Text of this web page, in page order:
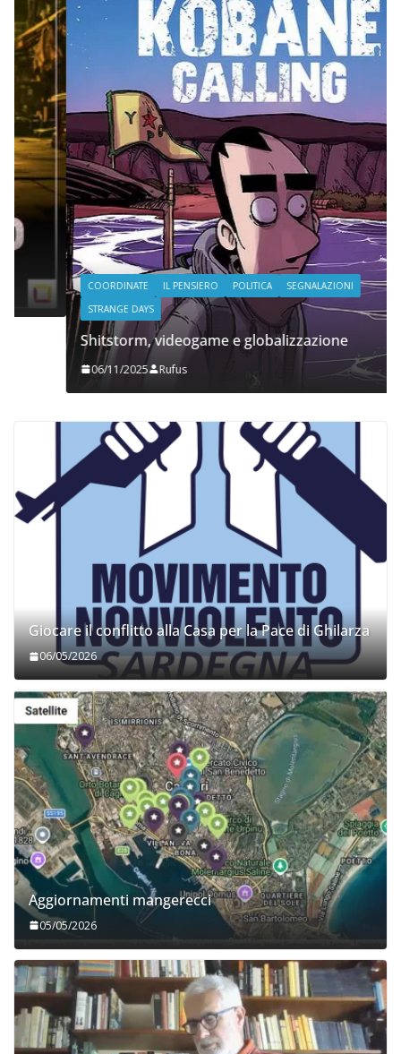
COORDINATE IL PENSIERO POLITICA
SEGNALAZIONI
STRANGE DAYS
Shitstorm, videogame e globalizzazione
06/11/2025 Rufus
Giocare il conflitto alla Casa per la Pace di Ghilarza
06/05/2026
Aggiornamenti mangerecci
05/05/2026